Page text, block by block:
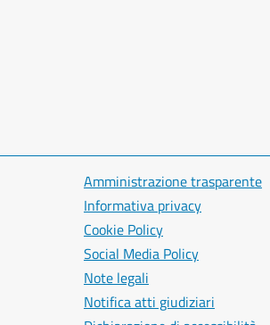
Amministrazione trasparente
Informativa privacy
Cookie Policy
Social Media Policy
Note legali
Notifica atti giudiziari